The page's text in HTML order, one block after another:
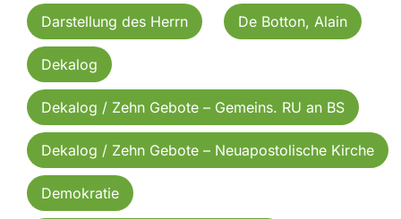
Darstellung des Herrn De Botton, Alain
Dekalog
Dekalog / Zehn Gebote – Gemeins. RU an BS
Dekalog / Zehn Gebote – Neuapostolische Kirche
Demokratie